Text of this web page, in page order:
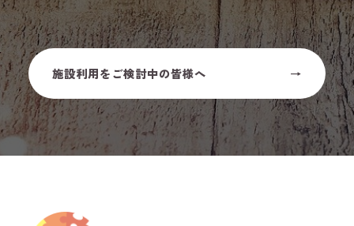
施設利用をご検討中の皆様へ